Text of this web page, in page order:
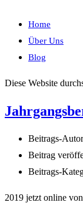
Home
Über Uns
Blog
Diese Website
Beitrags-
Beitrag
Beitrags-
2019 jetzt online